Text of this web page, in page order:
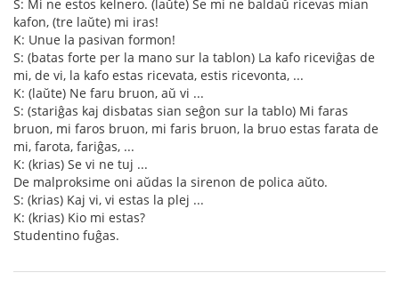
S: Mi ne estos kelnero. (laŭte) Se mi ne baldaŭ ricevas mian
kafon, (tre laŭte) mi iras!
K: Unue la pasivan formon!
S: (batas forte per la mano sur la tablon) La kafo riceviĝas de
mi, de vi, la kafo estas ricevata, estis ricevonta, ...
K: (laŭte) Ne faru bruon, aŭ vi ...
S: (stariĝas kaj disbatas sian seĝon sur la tablo) Mi faras
bruon, mi faros bruon, mi faris bruon, la bruo estas farata de
mi, farota, fariĝas, ...
K: (krias) Se vi ne tuj ...
De malproksime oni aŭdas la sirenon de polica aŭto.
S: (krias) Kaj vi, vi estas la plej ...
K: (krias) Kio mi estas?
Studentino fuĝas.